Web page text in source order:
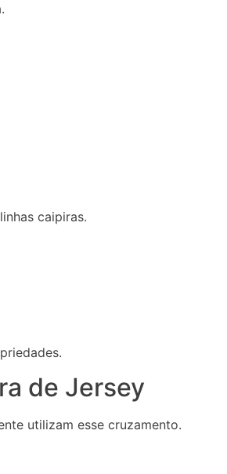
caipiras.
de Jersey
utilizam esse cruzamento.